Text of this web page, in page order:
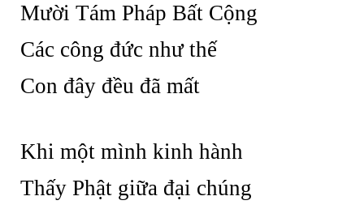
Mười Tám Pháp Bất Cộng
Các công đức như thế
Con đây đều đã mất
Khi một mình kinh hành
Thấy Phật giữa đại chúng